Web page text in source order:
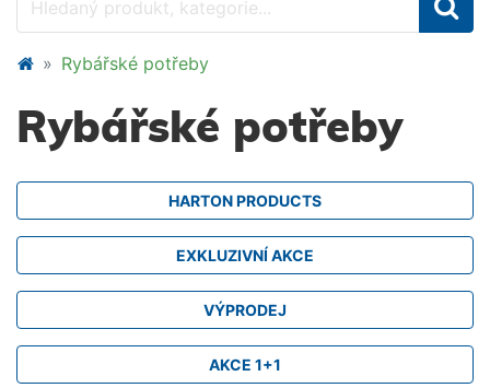
Rybářské potřeby
Rybářské potřeby
HARTON PRODUCTS
EXKLUZIVNÍ AKCE
VÝPRODEJ
AKCE 1+1